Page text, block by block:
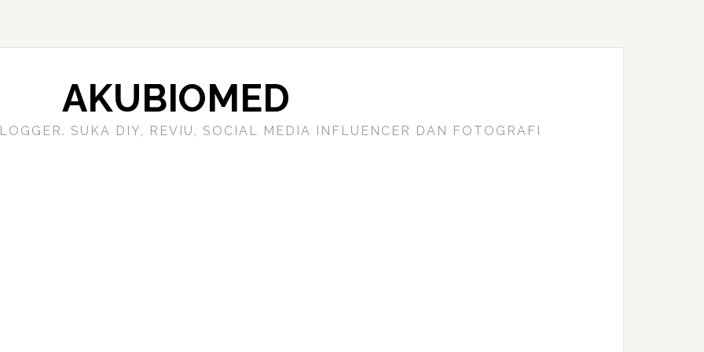
AKUBIOMED
SUKA DIY, REVIU, SOCIAL MEDIA INFLUENCER DAN FOTOGRAFI